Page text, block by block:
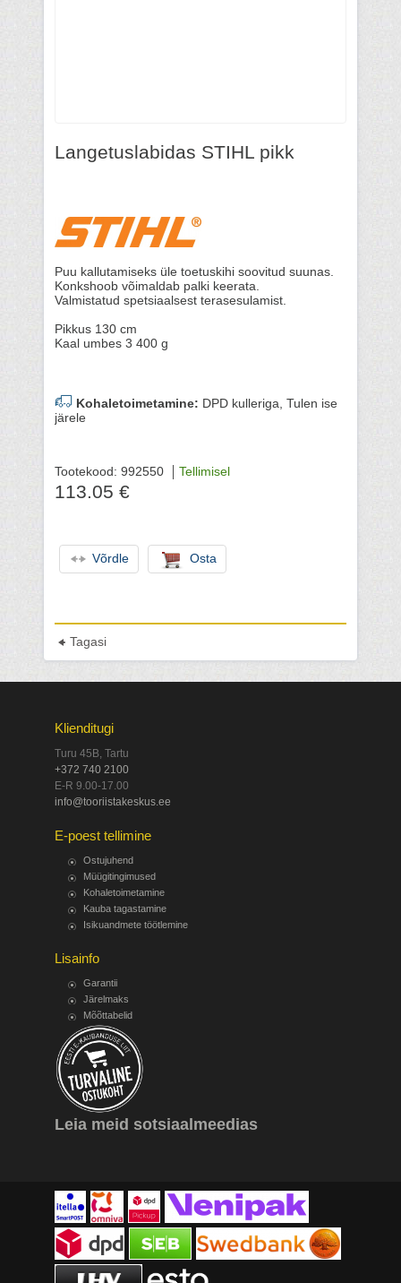
Langetuslabidas STIHL pikk
Puu kallutamiseks üle toetuskihi soovitud suunas.
Konkshoob võimaldab palki keerata.
Valmistatud spetsiaalsest terasesulamist.
Pikkus 130 cm
Kaal umbes 3 400 g
Kohaletoimetamine: DPD kulleriga, Tulen ise
järele
Tootekood: 992550 Tellimisel
113.05 €
Võrdle Osta
Tagasi
Klienditugi
Turu 45B, Tartu
+372 740 2100
E-R 9.00-17.00
info@tooriistakeskus.ee
E-poest tellimine
Ostujuhend
Müügitingimused
Kohaletoimetamine
Kauba tagastamine
Isikuandmete töötlemine
Lisainfo
Garantii
Järelmaks
Mõõttabelid
Leia meid sotsiaalmeedias